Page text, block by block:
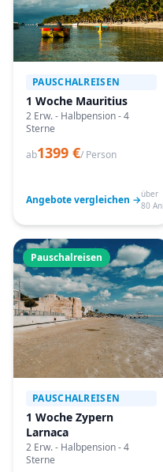
PAUSCHALREISEN
1 Woche Mauritius
2 Erw. - Halbpension - 4
Sterne
ab1399 €/ Person
Angebote vergleichen →über
80
Pauschalreisen
PAUSCHALREISEN
1 Woche Zypern
Larnaca
2 Erw. - Halbpension - 4
Sterne